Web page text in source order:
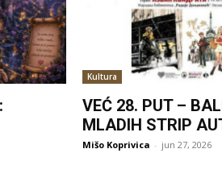
Kultura
VEĆ 28. PUT –
MLADIH STRIP
Mišo Koprivica - jun 27, 2026